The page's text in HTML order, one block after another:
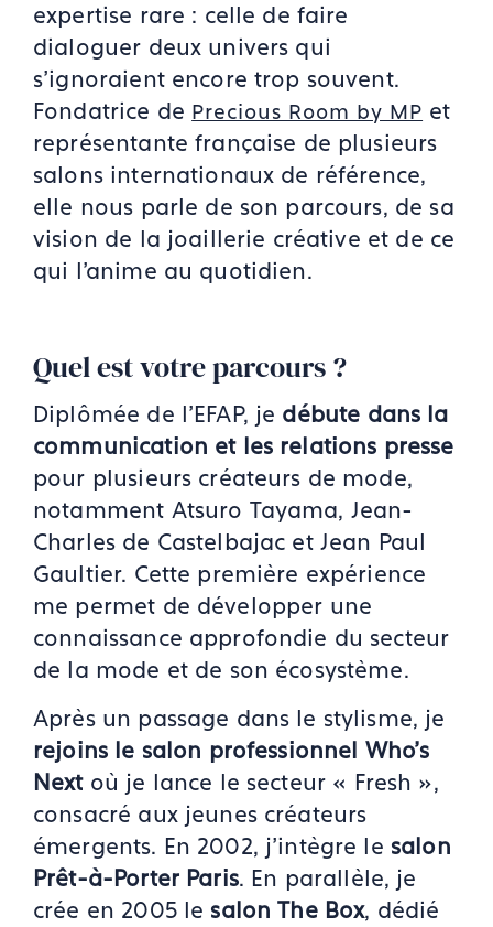
expertise rare : celle de faire
dialoguer deux univers qui
s'ignoraient encore trop souvent.
Fondatrice de Precious Room by MP et
représentante française de plusieurs
salons internationaux de référence,
elle nous parle de son parcours, de sa
vision de la joaillerie créative et de ce
qui l'anime au quotidien.
Quel est votre parcours ?
Diplômée de l'EFAP, je débute dans la
communication et les relations presse
pour plusieurs créateurs de mode,
notamment Atsuro Tayama, Jean-
Charles de Castelbajac et Jean Paul
Gaultier. Cette première expérience
me permet de développer une
connaissance approfondie du secteur
de la mode et de son écosystème.
Après un passage dans le stylisme, je
rejoins le salon professionnel Who's
Nextoù je lance le secteur « Fresh »,
consacré aux jeunes créateurs
émergents. En 2002, j'intègre le salon
Prêt-à-Porter Paris. En parallèle, je
crée en 2005 le salon The Box, dédié